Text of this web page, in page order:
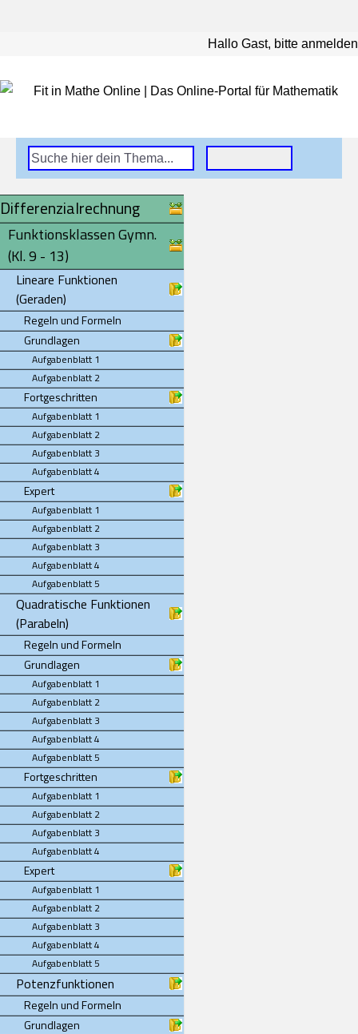
Hallo Gast, bitte anmelden
Differenzialrechnung
Funktionsklassen Gymn.
(Kl. 9 - 13)
Lineare Funktionen
(Geraden)
Regeln und Formeln
Grundlagen
Aufgabenblatt 1
Aufgabenblatt 2
Fortgeschritten
Aufgabenblatt 1
Aufgabenblatt 2
Aufgabenblatt 3
Aufgabenblatt 4
Expert
Aufgabenblatt 1
Aufgabenblatt 2
Aufgabenblatt 3
Aufgabenblatt 4
Aufgabenblatt 5
Quadratische Funktionen
(Parabeln)
Regeln und Formeln
Grundlagen
Aufgabenblatt 1
Aufgabenblatt 2
Aufgabenblatt 3
Aufgabenblatt 4
Aufgabenblatt 5
Fortgeschritten
Aufgabenblatt 1
Aufgabenblatt 2
Aufgabenblatt 3
Aufgabenblatt 4
Expert
Aufgabenblatt 1
Aufgabenblatt 2
Aufgabenblatt 3
Aufgabenblatt 4
Aufgabenblatt 5
Potenzfunktionen
Regeln und Formeln
Grundlagen